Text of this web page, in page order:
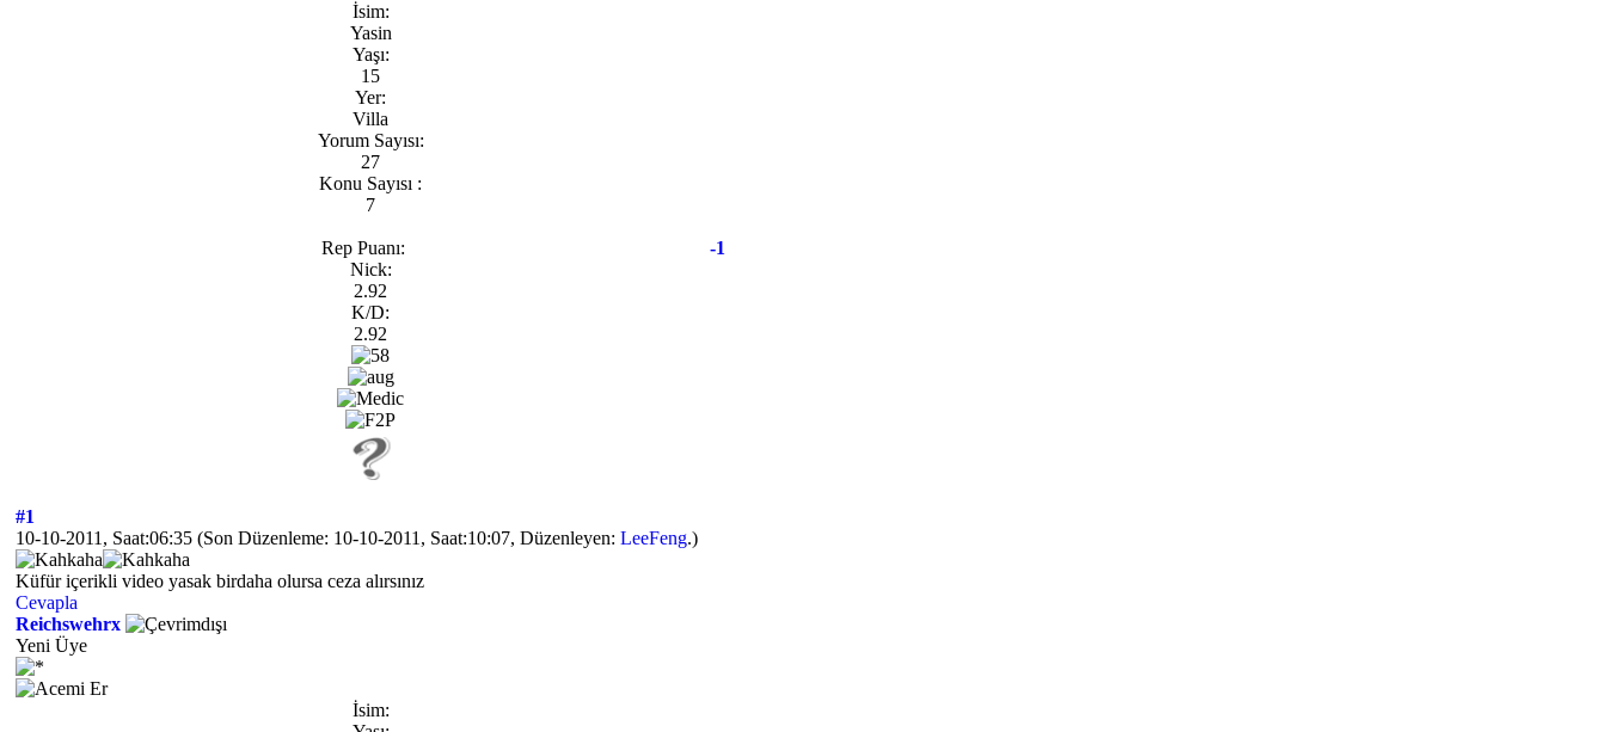
İsim:
Yasin
Yaşı:
15
Yer:
Villa
Yorum Sayısı:
27
Konu Sayısı :
7
Rep Puanı:
-1
Nick:
2.92
K/D:
2.92
#1
10-10-2011, Saat:06:35 (Son Düzenleme: 10-10-2011, Saat:10:07, Düzenleyen: LeeFeng.)
Küfür içerikli video yasak birdaha olursa ceza alırsınız
Cevapla
Reichswehrx
Yeni Üye
İsim: